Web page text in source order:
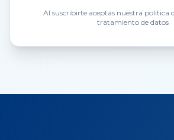
Al suscribirte aceptás nuestra política
tratamiento de datos